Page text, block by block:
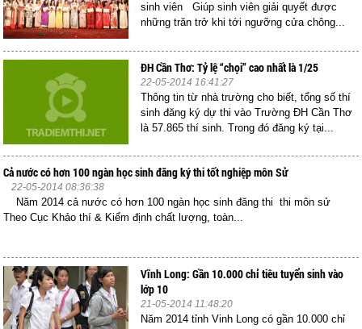
sinh viên Giúp sinh viên giải quyết được
những trăn trở khi tới ngưỡng cửa chông...
ĐH Cần Thơ: Tỷ lệ “chọi” cao nhất là 1/25
22-05-2014 16:41:27
Thông tin từ nhà trường cho biết, tổng số thí
sinh đăng ký dự thi vào Trường ĐH Cần Thơ
là 57.865 thí sinh. Trong đó đăng ký tại...
Cả nước có hơn 100 ngàn học sinh đăng ký thi tốt nghiệp môn Sử
22-05-2014 08:36:38
Năm 2014 cả nước có hơn 100 ngàn học sinh đăng thi thi môn sử
Theo Cục Khảo thí & Kiểm định chất lượng, toàn...
Vĩnh Long: Gần 10.000 chỉ tiêu tuyển sinh vào
lớp 10
21-05-2014 11:48:20
Năm 2014 tỉnh Vinh Long có gần 10.000 chỉ